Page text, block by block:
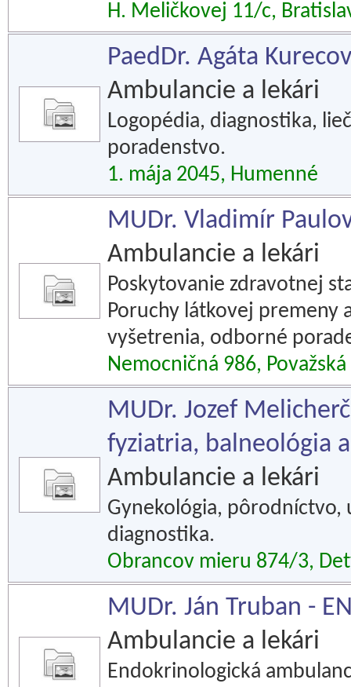
H. Meličkovej 11/c,
PaedDr. Agáta
Ambulancie a lekári
Logopédia, diagnostika,
poradenstvo.
1. mája 2045, Humenné
MUDr. Vladimír
Ambulancie a lekári
Poskytovanie zdravotnej
Poruchy látkovej premeny
vyšetrenia, odborné
Nemocničná 986,
MUDr. Jozef
fyziatria, balneológia
Ambulancie a lekári
Gynekológia, pôrodníctvo,
diagnostika.
Obrancov mieru 874/3,
MUDr. Ján Truban -
Ambulancie a lekári
Endokrinologická